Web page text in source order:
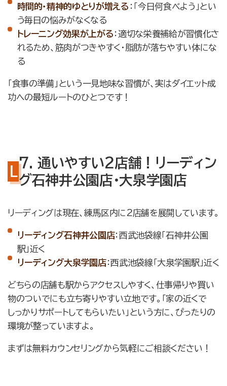
時間的・精神的ゆとりが増える ：「今日何食べよう」とい
う毎日の悩みがなくなる
トレーニング効果が上がる ：適切な栄養補給が習慣化さ
れるため、筋肉がつきやすく・脂肪が落ちやすい体にな
る
「食事の準備」という一見地味な習慣が、実はダイエット成
功への最短ルートのひとつです！
7. 通いやすい2店舗！リーディン
グ石神井公園店・大泉学園店
リーディングは現在、練馬区内に2店舗を展開しています。
リーディング石神井公園店：西武池袋線「石神井公園
駅」近く
リーディング大泉学園店：西武池袋線「大泉学園駅」近く
どちらの店舗も駅からアクセスしやすく、仕事帰りや買い
物のついでにも立ち寄りやすい立地です。「家の近くで
しっかりサポートしてもらいたい」という方に、ぴったりの
環境が整っていますよ。
まずは無料カウンセリングから気軽にご相談ください！